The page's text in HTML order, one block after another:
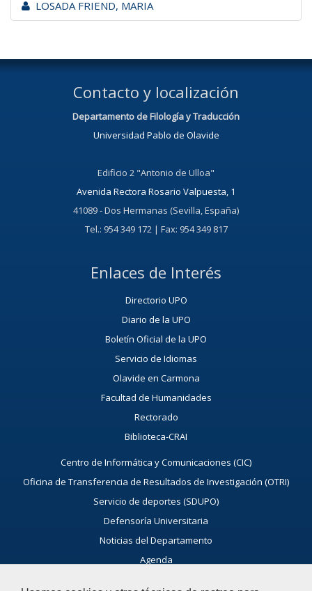
LOSADA FRIEND, MARIA
Contacto y localización
Departamento de Filología y Traducción
Universidad Pablo de Olavide
Edificio 2 "Antonio de Ulloa"
Avenida Rectora Rosario Valpuesta, 1
41089 - Dos Hermanas (Sevilla, España)
Tel.: 954 349 172 | Fax: 954 349 817
Enlaces de Interés
Directorio UPO
Diario de la UPO
Boletín Oficial de la UPO
Servicio de Idiomas
Olavide en Carmona
Facultad de Humanidades
Rectorado
Biblioteca-CRAI
Centro de Informática y Comunicaciones (CIC)
Oficina de Transferencia de Resultados de Investigación (OTRI)
Servicio de deportes (SDUPO)
Defensoría Universitaria
Noticias del Departamento
Agenda